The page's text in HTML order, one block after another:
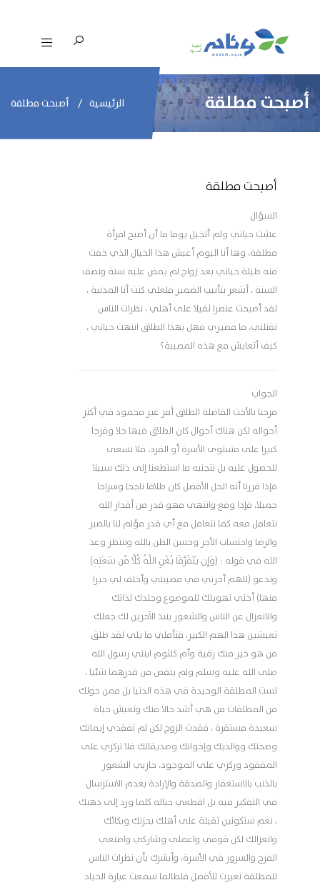
أصبحت مطلقة الرئيسية أصبحت مطلقة
أصبحت مطلقة
السؤال
عشت حياتي ولم أتخيل يوما ما أن أصبح امرأة
مطلقة، وها أنا اليوم أعيش هذا الخيال الذي خفت
منه طيلة حياتي بعد زواج لم يمض عليه سنة ونصف
السنة ، أشعر بتأنيب الضمير فلعلي كنت أنا المذنبة ،
لقد أصبحت عنصرا ثقيلا على أهلي ، نظرات الناس
تقتلني، ما مصيري فهل بهذا الطلاق انتهت حياتي ،
كيف أتعايش مع هذه المصيبة؟
الجواب
مرحبا بالأخت الفاضلة الطلاق أمر غير محمود في أكثر
أحواله لكن هناك أحوال كان الطلاق فيها حلا وفرجا
كبيرا على مستوى الأسرة أو الفرد، فلا نسعى
للحصول عليه بل نتجنبه ما استطعنا إلى ذلك سبيلا
فإذا قررنا أنه الحل الأفضل كان طلاقا ناجحا وسراحا
جميلا، فإذا وقع وانتهى فهو قدر من أقدار الله
نتعامل معه كما نتعامل مع أي قدر مؤلم لنا بالصبر
والرضا واحتساب الأجر وحسن الظن بالله وننتظر وعد
الله في قوله : (وَإِن يَتَفَرَّقَا يُغْنِ اللَّهُ كُلًّا مِّن سَعَتِهِ)
وندعو (للهم أجرني في مصيبتي وأخلف لي خيرا
منها) أختي تهويلك للموضوع وجلدك لذاتك
والانعزال عن الناس والشعور بنبذ الآخرين لك جعلك
تعيشين هذا الهم الكبير، فتأملي ما يلي لقد طلق
من هو خير منك رقية وأم كلثوم ابنتي رسول الله
صلى الله عليه وسلم ولم ينقص من قدرهما شئيا ،
لست المطلقة الوحيدة في هذه الدنيا بل ممن حولك
من المطلقات من هي أشد حالا منك وتعيش حياة
سعيدة مستقرة ، فقدت الزوج لكن لم تفقدي إيمانك
وصحتك ووالديك وإخوانك وصديقاتك فلا تركزي على
المفقود وركزي على الموجود، حاربي الشعور
بالذنب بالاستغفار والصدقة والإرادة بعدم الاسترسال
في التفكير فيه بل اقطعي حباله كلما ورد إلى ذهنك
، نعم ستكونين ثقيلة على أهلك بحزنك وبكائك
وانعزالك لكن قومي واعملي وشاركي واصنعي
الفرح والسرور في الأسرة، وأبشرك بأن نظرات الناس
للمطلقة تغيرت للأفضل فلطالما سمعت عبارة الحياد